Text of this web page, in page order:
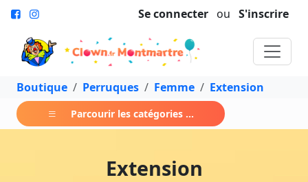
Se connecter ou S'inscrire
Boutique Perruques Femme Extension
Parcourir les catégories ...
Extension